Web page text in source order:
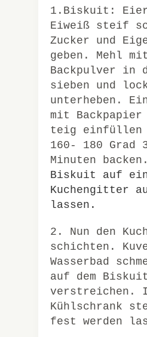
1.Biskuit:
Eiweiß steif
Zucker und
geben. Mehl mit
Backpulver in
sieben und
unterheben.
mit Backpapier
teig einfüllen
160- 180 Grad
Minuten
Biskuit auf
Kuchengitter
lassen.
2. Nun den
schichten.
Wasserbad
auf dem Biskuit
verstreichen.
Kühlschrank
fest werden